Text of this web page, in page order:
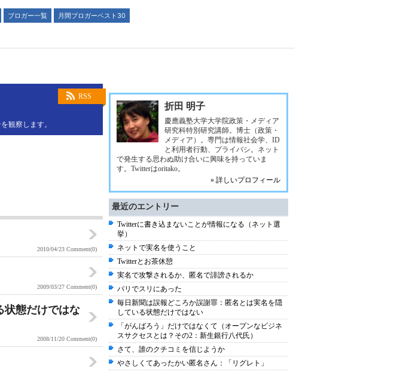
ブロガー一覧
月間ブロガーベスト30
RSS
観察します。
2010/04/23 Comment(0)
2009/03/27 Comment(0)
状態だけではな
2008/11/20 Comment(0)
折田 明子
慶應義塾大学大学院政策・メディア
研究科特別研究講師。博士（政策・
メディア）。専門は情報社会学、ID
と利用者行動、プライバシ。ネット
で発生する思わぬ助け合いに興味を持っていま
す。Twitterはoritako。
» 詳しいプロフィール
最近のエントリー
Twitterに書き込まないことが情報になる（ネット選
挙）
ネットで実名を使うこと
Twitterとお茶休憩
実名で攻撃されるか、匿名で誹謗されるか
パリでスリにあった
毎日新聞は誤報どころか誤謝罪：匿名とは実名を隠
している状態だけではない
「がんばろう」だけではなくて（オープンなビジネ
スサクセスとは？その2：新生銀行八代氏）
さて、誰のクチコミを信じようか
やさしくてあったかい匿名さん：「リグレト」